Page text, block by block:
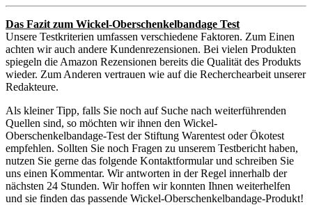
Das Fazit zum Wickel-Oberschenkelbandage Test
Unsere Testkriterien umfassen verschiedene Faktoren. Zum Einen
achten wir auch andere Kundenrezensionen. Bei vielen Produkten
spiegeln die Amazon Rezensionen bereits die Qualität des Produkts
wieder. Zum Anderen vertrauen wie auf die Recherchearbeit unserer
Redakteure.
Als kleiner Tipp, falls Sie noch auf Suche nach weiterführenden
Quellen sind, so möchten wir ihnen den Wickel-
Oberschenkelbandage-Test der Stiftung Warentest oder Ökotest
empfehlen. Sollten Sie noch Fragen zu unserem Testbericht haben,
nutzen Sie gerne das folgende Kontaktformular und schreiben Sie
uns einen Kommentar. Wir antworten in der Regel innerhalb der
nächsten 24 Stunden. Wir hoffen wir konnten Ihnen weiterhelfen
und sie finden das passende Wickel-Oberschenkelbandage-Produkt!